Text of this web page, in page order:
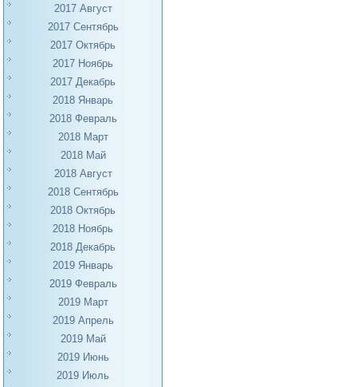
2017 Август
2017 Сентябрь
2017 Октябрь
2017 Ноябрь
2017 Декабрь
2018 Январь
2018 Февраль
2018 Март
2018 Май
2018 Август
2018 Сентябрь
2018 Октябрь
2018 Ноябрь
2018 Декабрь
2019 Январь
2019 Февраль
2019 Март
2019 Апрель
2019 Май
2019 Июнь
2019 Июль